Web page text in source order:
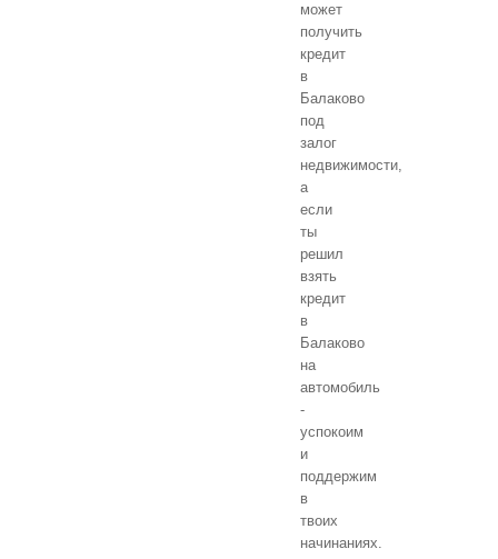
может
получить
кредит
в
Балаково
под
залог
недвижимости,
а
если
ты
решил
взять
кредит
в
Балаково
на
автомобиль
-
успокоим
и
поддержим
в
твоих
начинаниях.